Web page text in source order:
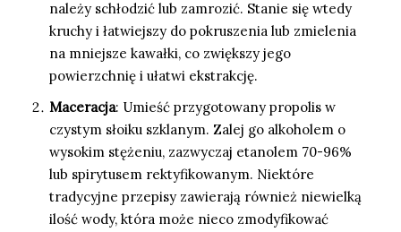
należy schłodzić lub zamrozić. Stanie się wtedy
kruchy i łatwiejszy do pokruszenia lub zmielenia
na mniejsze kawałki, co zwiększy jego
powierzchnię i ułatwi ekstrakcję.
Maceracja: Umieść przygotowany propolis w
czystym słoiku szklanym. Zalej go alkoholem o
wysokim stężeniu, zazwyczaj etanolem 70-96%
lub spirytusem rektyfikowanym. Niektóre
tradycyjne przepisy zawierają również niewielką
ilość wody, która może nieco zmodyfikować